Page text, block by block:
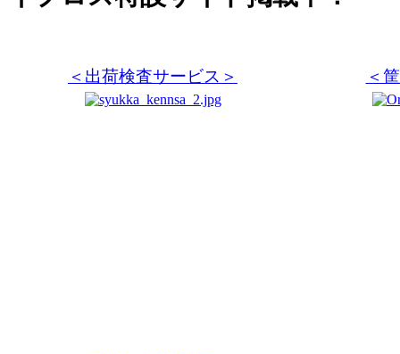
＜出荷検査サービス＞ ＜